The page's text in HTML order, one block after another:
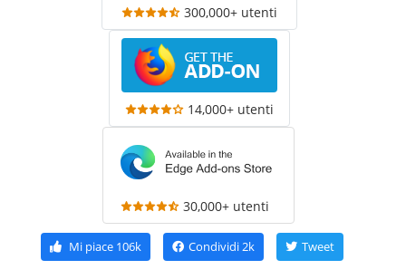
300,000+ utenti
14,000+ utenti
30,000+ utenti
Mi piace 106k Condividi2k Tweet